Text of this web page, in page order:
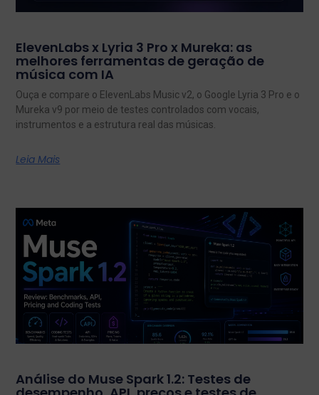
ElevenLabs x Lyria 3 Pro x Mureka: as
melhores ferramentas de geração de
música com IA
Ouça e compare o ElevenLabs Music v2, o Google Lyria 3 Pro e o
Mureka v9 por meio de testes controlados com vocais,
instrumentos e a estrutura real das músicas.
Leia Mais
Análise do Muse Spark 1.2: Testes de